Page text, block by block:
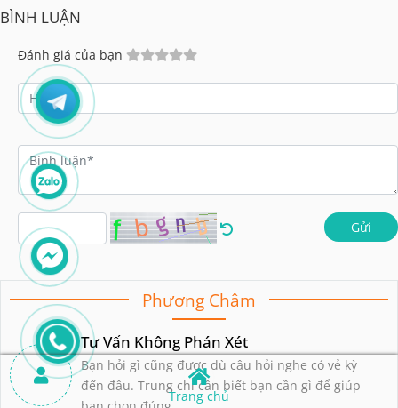
BÌNH LUẬN
Đánh giá của bạn
Gửi
Phương Châm
Tư Vấn Không Phán Xét
Bạn hỏi gì cũng được dù câu hỏi nghe có vẻ kỳ
đến đâu. Trung chỉ cần biết bạn cần gì để giúp
Trang chủ